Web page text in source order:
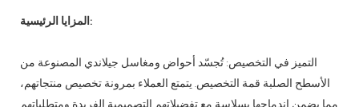
المزايا الرئيسية:
التميز في التخصيص: تُجسّد أحواض ومغاسل جيلاندي المصنوعة من
الأسطح الصلبة قمة التخصيص. يتمتع العملاء بمرونة تخصيص منتجاتهم،